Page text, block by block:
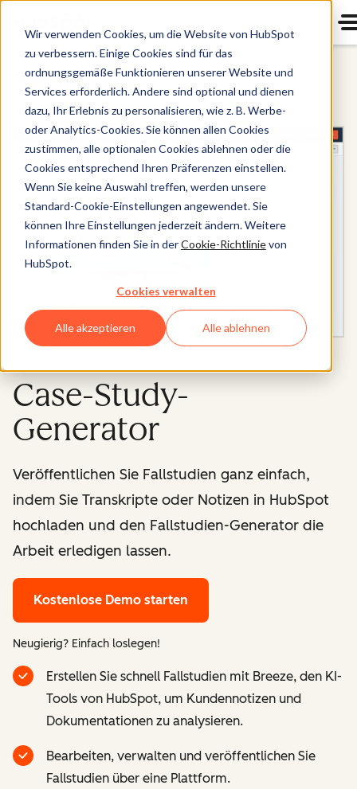
Wir verwenden Cookies, um die Website von HubSpot
zu verbessern. Einige Cookies sind für das
ordnungsgemäße Funktionieren unserer Website und
Services erforderlich. Andere sind optional und dienen
dazu, Ihr Erlebnis zu personalisieren, wie z. B. Werbe-
oder Analytics-Cookies. Sie können allen Cookies
zustimmen, alle optionalen Cookies ablehnen oder die
Cookies entsprechend Ihren Präferenzen einstellen.
Wenn Sie keine Auswahl treffen, werden unsere
Standard-Cookie-Einstellungen angewendet. Sie
können Ihre Einstellungen jederzeit ändern. Weitere
Informationen finden Sie in derCookie-Richtlinievon
HubSpot.
Cookies verwalten
Alle akzeptieren Alle ablehnen
Content Hub
Case-Study-
Generator
Veröffentlichen Sie Fallstudien ganz einfach,
indem Sie Transkripte oder Notizen in HubSpot
hochladen und den Fallstudien-Generator die
Arbeit erledigen lassen.
Kostenlose Demo starten
Neugierig? Einfach loslegen!
Erstellen Sie schnell Fallstudien mit Breeze, den KI-
Tools von HubSpot, um Kundennotizen und
Dokumentationen zu analysieren.
Bearbeiten, verwalten und veröffentlichen Sie
Fallstudien über eine Plattform.